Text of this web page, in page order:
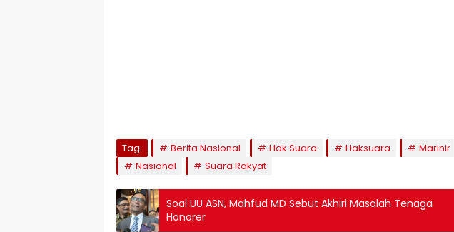
Tag: Berita Nasional Hak Suara Haksuara
Marinir
Nasional
Suara Rakyat
Soal UU ASN, Mahfud MD Sebut Akhiri Masalah Tenaga
Honorer